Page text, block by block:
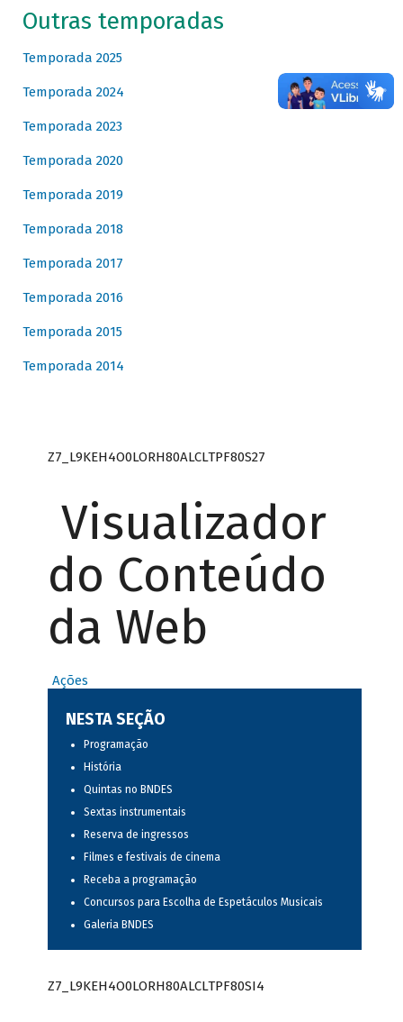
Outras temporadas
Temporada 2025
Temporada 2024
Temporada 2023
Temporada 2020
Temporada 2019
Temporada 2018
Temporada 2017
Temporada 2016
Temporada 2015
Temporada 2014
Z7_L9KEH4O0LORH80ALCLTPF80S27
Visualizador
do Conteúdo
da Web
Ações
NESTA SEÇÃO
Programação
História
Quintas no BNDES
Sextas instrumentais
Reserva de ingressos
Filmes e festivais de cinema
Receba a programação
Concursos para Escolha de Espetáculos Musicais
Galeria BNDES
Z7_L9KEH4O0LORH80ALCLTPF80SI4